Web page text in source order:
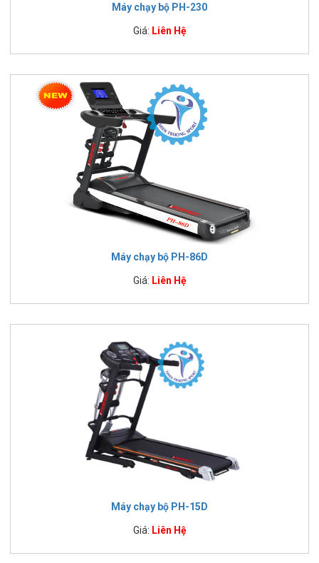
Máy chạy bộ PH-230
Giá: Liên Hệ
Máy chạy bộ PH-86D
Giá: Liên Hệ
Máy chạy bộ PH-15D
Giá: Liên Hệ